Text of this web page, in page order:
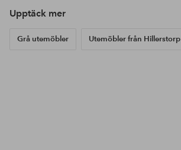
Upptäck mer
Grå utemöbler Utemöbler från Hillerstorp